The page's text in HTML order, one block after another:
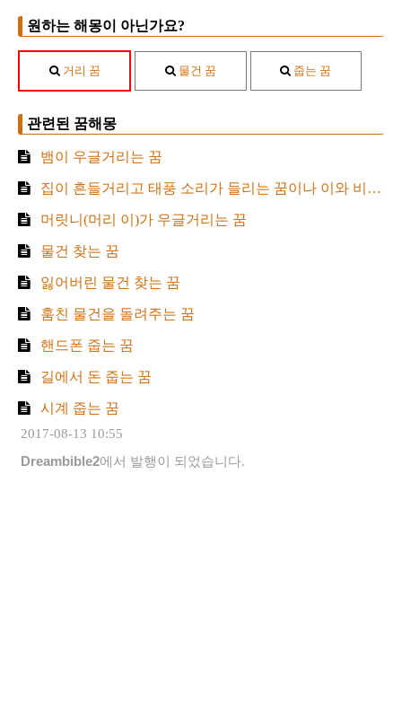
원하는 해몽이 아닌가요?
거리 꿈 물건 꿈 줍는 꿈
관련된 꿈해몽
뱀이 우글거리는 꿈
집이 흔들거리고 태풍 소리가 들리는 꿈이나 이와 비슷한 꿈
머릿니(머리 이)가 우글거리는 꿈
물건 찾는 꿈
잃어버린 물건 찾는 꿈
훔친 물건을 돌려주는 꿈
핸드폰 줍는 꿈
길에서 돈 줍는 꿈
시계 줍는 꿈
2017-08-13 10:55
Dreambible2에서 발행이 되었습니다.